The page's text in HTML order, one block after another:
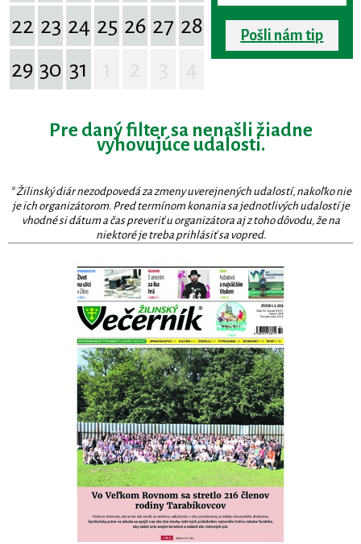
22 23 24 25 26 27 28
29 30 31
Pošli nám tip
Pre daný filter sa nenašli žiadne
vyhovujúce udalosti.
* Žilinský diár nezodpovedá za zmeny uverejnených udalostí, nakoľko nie
je ich organizátorom. Pred termínom konania sa jednotlivých udalostí je
vhodné si dátum a čas preveriť u organizátora aj z toho dôvodu, že na
niektoré je treba prihlásiť sa vopred.